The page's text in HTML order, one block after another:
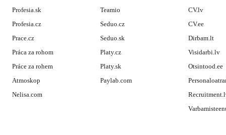
Profesia.sk
Profesia.cz
Prace.cz
Práca za rohom
Práce za rohem
Atmoskop
Nelisa.com
Teamio
Seduo.cz
Seduo.sk
Platy.cz
Platy.sk
Paylab.com
CV.lv
CV.ee
Dirbam.lt
Visidarbi.lv
Otsintood.ee